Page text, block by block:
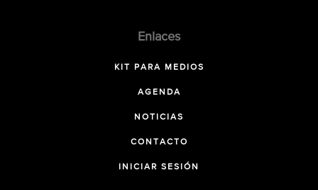
Enlaces
KIT PARA MEDIOS
AGENDA
NOTICIAS
CONTACTO
INICIAR SESIÓN